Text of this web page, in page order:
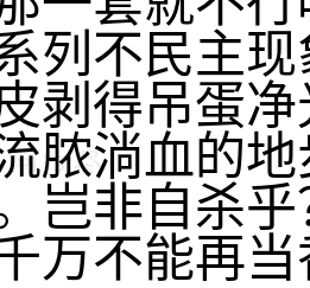
列不民主
剥得吊蛋
脓淌血的
岂非自杀
万不能再